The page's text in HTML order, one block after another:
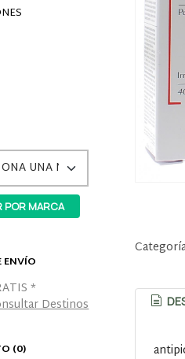
ENVÍO
*
Destinos
(0)